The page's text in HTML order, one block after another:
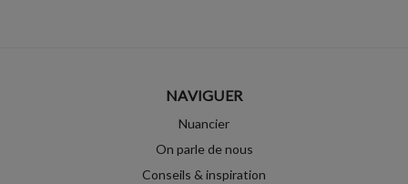
NAVIGUER
Nuancier
On parle de nous
Conseils & inspiration